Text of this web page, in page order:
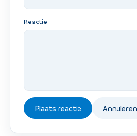
Reactie
Plaats reactie Annuleren